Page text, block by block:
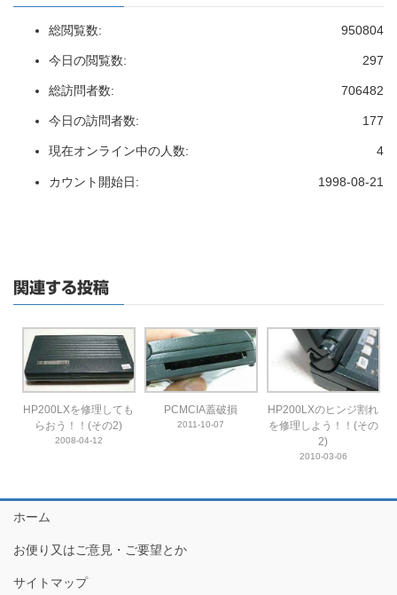
950804
総閲覧数:
297
今日の閲覧数:
706482
総訪問者数:
177
今日の訪問者数:
4
現在オンライン中の人数:
1998-08-21
カウント開始日:
関連する投稿
HP200LXを修理しても
らおう！！(その2)
2008-04-12
PCMCIA蓋破損
2011-10-07
HP200LXのヒンジ割れ
を修理しよう！！(その
2)
2010-03-06
ホーム
お便り又はご意見・ご要望とか
サイトマップ